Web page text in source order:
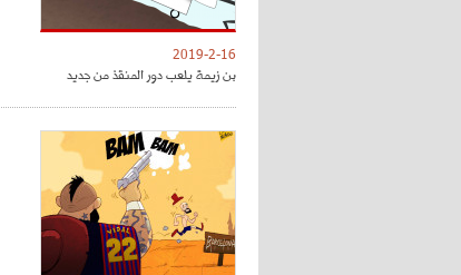
2019-2-16
بن زيمة يلعب دور المنقذ من جديد